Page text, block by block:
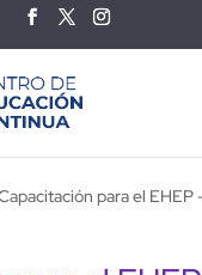
para el EHEP